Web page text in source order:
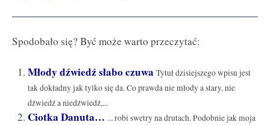
Spodobało się? Być może warto przeczytać:
Młody dźwiedź słabo czuwa Tytuł dzisiejszego wpisu jest
tak dokładny jak tylko się da. Co prawda nie młody a stary, nie
dźwiedź a niedźwiedź,...
Ciotka Danuta… ... robi swetry na drutach. Podobnie jak moja